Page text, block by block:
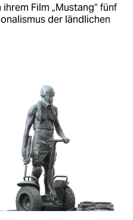
Film „Mustang“ fünf
der ländlichen